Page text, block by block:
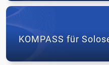
|
Praxisbeispiel
nutzbar
machen
KOMPASS
für
Soloselbstständige
KOMPASS für